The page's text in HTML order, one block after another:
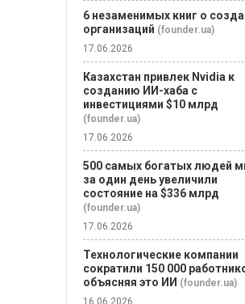
6 незаменимых книг о
организаций (founder.ua)
17.06.2026
Казахстан привлек Nvidia к
созданию ИИ-хаба с
инвестициями $10 млрд
(founder.ua)
17.06.2026
500 самых богатых людей
за один день увеличили
состояние на $336 млрд
(founder.ua)
17.06.2026
Технологические компании
сократили 150 000
объясняя это ИИ (founder.ua)
16.06.2026